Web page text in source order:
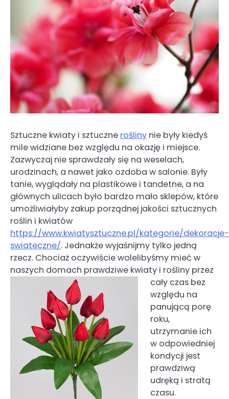
Sztuczne kwiaty i sztuczne rośliny nie były kiedyś
mile widziane bez względu na okazję i miejsce.
Zazwyczaj nie sprawdzały się na weselach,
urodzinach, a nawet jako ozdoba w salonie. Były
tanie, wyglądały na plastikowe i tandetne, a na
głównych ulicach było bardzo mało sklepów, które
umożliwiałyby zakup porządnej jakości sztucznych
roślin i kwiatów
https://www.kwiatysztuczne.pl/kategorie/dekoracje-
swiateczne/. Jednakże wyjaśnijmy tylko jedną
rzecz. Chociaż oczywiście wolelibyśmy mieć w
naszych domach prawdziwe kwiaty i rośliny przez
cały czas bez
względu na
panującą porę
roku,
utrzymanie ich
w odpowiedniej
kondycji jest
prawdziwą
udręką i stratą
czasu.